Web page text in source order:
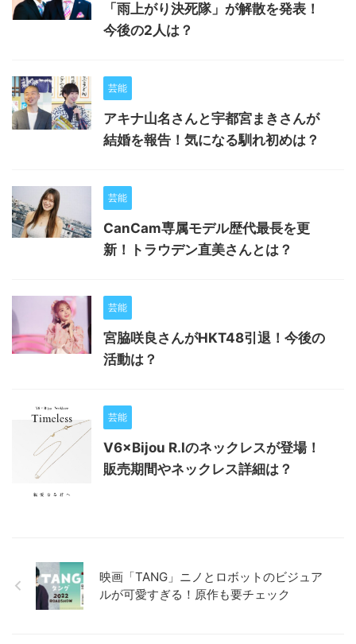
「雨上がり決死隊」が解散を発表！
今後の2人は？
芸能
アキナ山名さんと宇都宮まきさんが
結婚を報告！気になる馴れ初めは？
芸能
CanCam専属モデル歴代最長を更
新！トラウデン直美さんとは？
芸能
宮脇咲良さんがHKT48引退！今後の
活動は？
芸能
V6×Bijou R.Iのネックレスが登場！
販売期間やネックレス詳細は？
映画「TANG」ニノとロボットのビジュア
ルが可愛すぎる！原作も要チェック